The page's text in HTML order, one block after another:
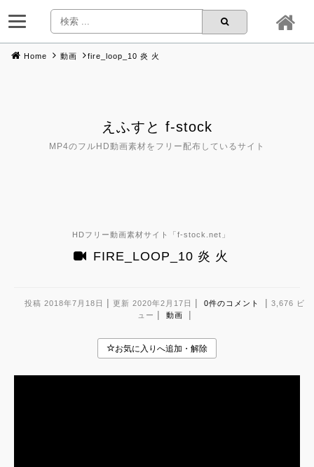
Home 動画 fire_loop_10 炎 火
えふすと f-stock
MP4のフルHD動画素材をフリー配布しているサイト
HDフリー動画素材サイト「f-stock.net 」
FIRE_LOOP_10 炎 火
投稿 2018年7月18日 | 更新 2020年2月17日 | 0件のコメント | 3,676 ビ
ュー | 動画 |